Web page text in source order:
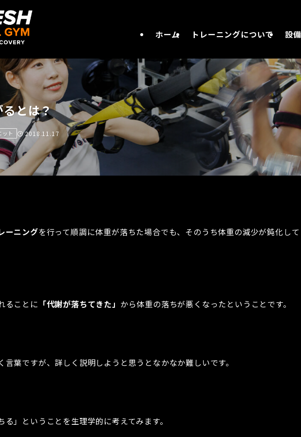
ホーム トレーニングについて 設
とは？
ット 2018.11.17
ーニングを行って順調に体重が落ちた場合でも、そのうち体重の減少が鈍化して
ることに 「代謝が落ちてきた」 から体重の落ちが悪くなったということです。
葉ですが、詳しく説明しようと思うとなかなか難しいです。
」ということを生理学的に考えてみます。